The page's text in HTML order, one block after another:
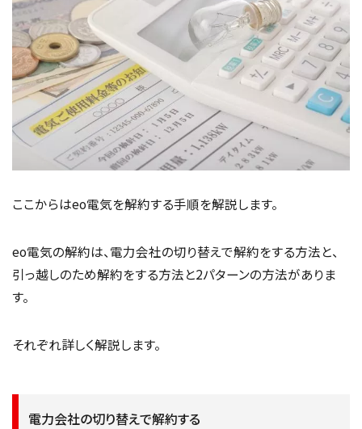
ここからはeo電気を解約する手順を解説します。
eo電気の解約は、電力会社の切り替えで解約をする方法と、
引っ越しのため解約をする方法と2パターンの方法がありま
す。
それぞれ詳しく解説します。
電力会社の切り替えで解約する